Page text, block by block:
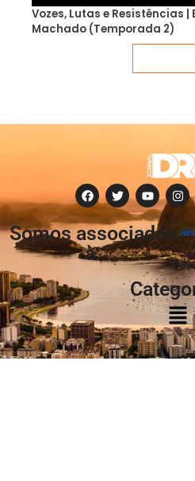
Vozes, Lutas e Resistências
Machado (Temporada 2)
Somos associados
à: